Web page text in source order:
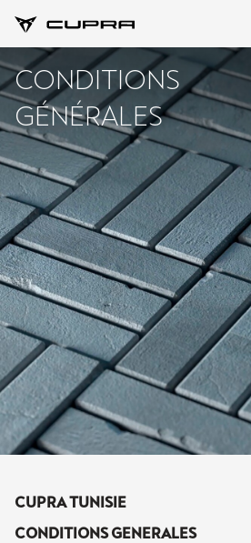
CONDITIONS
GÉNÉRALES
CUPRA TUNISIE
CONDITIONS GENERALES